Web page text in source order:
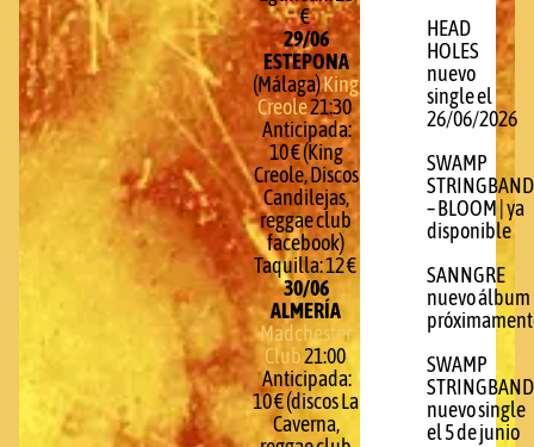
€
29/06
ESTEPONA
(Málaga)King
Creole21:30
Anticipada:
10 € (King
Creole, Discos
Candilejas,
reggae club
facebook)
Taquilla: 12 €
30/06
ALMERÍA
Madchester
Club21:00
Anticipada:
10 € (discos La
Caverna,
HEAD
HOLES
nuevo
single el
26/06/2026
SWAMP
STRINGBAND
– BLOOM | ya
disponible
SANNGRE
nuevo álbum
SWAMP
STRINGBAND
nuevo single
el 5 de junio